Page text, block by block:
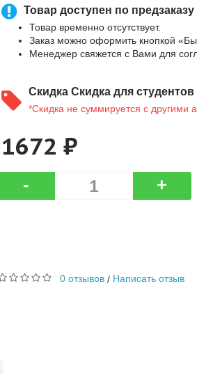
Товар доступен по предзаказу
Товар временно отсутствует.
Заказ можно оформить кнопкой
Менеджер свяжется с Вами для
Скидка Скидка для
*Скидка не суммируется с другими
1672 ₽
- +
0 отзывов/ Написать отзыв